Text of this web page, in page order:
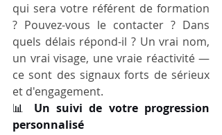
qui sera votre référent de formation
? Pouvez-vous le contacter ? Dans
quels délais répond-il ? Un vrai nom,
un vrai visage, une vraie réactivité —
ce sont des signaux forts de sérieux
et d'engagement.
📊 Un suivi de votre progression
personnalisé